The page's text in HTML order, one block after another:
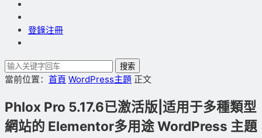
登錄注冊
搜索
當前位置： 首頁 WordPress主題 正文
Phlox Pro 5.17.6已激活版|适用于多種類型
網站的 Elementor多用途 WordPress 主題